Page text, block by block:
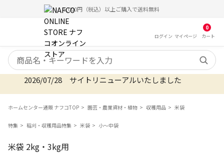
5,000円（税込）以上ご購入で送料無料
ログイン マイ ページ
0
カート
検索キーワード
2026/07/28 サイトリニューアルいたしました
ホームセンター通販 ナフコTOP 園芸・農業資材・植物 収穫用品 米袋
特集 稲刈・収穫用品特集 米袋 小〜中袋
米袋 2kg・3kg用